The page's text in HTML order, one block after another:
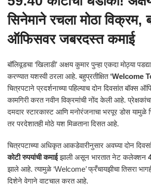
सिनेमाने रचला मोठा विक्रम,
ऑफिसवर जबरदस्त कमाई
बॉलिवूडचा ‘खिलाडी’ अक्षय कुमार पुन्हा एकदा मोठ्या
करण्यात यशस्वी ठरला आहे. बहुप्रतीक्षित ‘Welcome
चित्रपटाने प्रदर्शनाच्या पहिल्याच दोन दिवसांत बॉक्स
कामगिरी करत नवीन विक्रमांची नोंद केली आहे.
दमदार स्टारकास्ट आणि मनोरंजनाचा भरपूर डोस यामुळे
तर परदेशातही मोठे यश मिळताना दिसत आहे.
चित्रपटाच्या अधिकृत आकडेवारीनुसार अवघ्या दोन
कोटी रुपयांची कमाईझाली असून भारतात नेट कलेक्शन
झाले आहे. त्यामुळे ‘Welcome’ फ्रँचायझीचा तिसरा
दिशेने वेगाने वाटचाल करत आहे.